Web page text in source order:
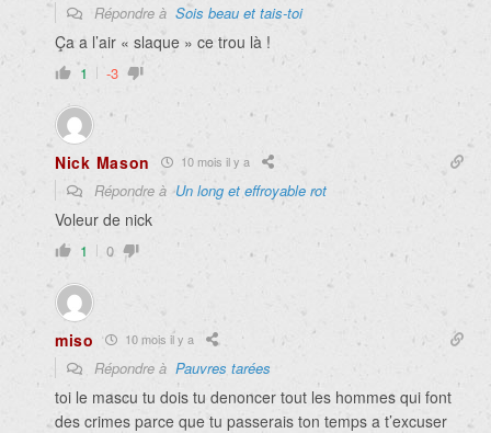
Répondre à Sois beau et tais-toi
Ça a l’air « slaque » ce trou là !
1 -3
Nick Mason 10 mois il y a
Répondre àUn long et effroyable rot
Voleur de nick
1 0
miso 10 mois il y a
Répondre à Pauvres tarées
toi le mascu tu dois tu denoncer tout les hommes qui font
des crimes parce que tu passerais ton temps a t’excuser